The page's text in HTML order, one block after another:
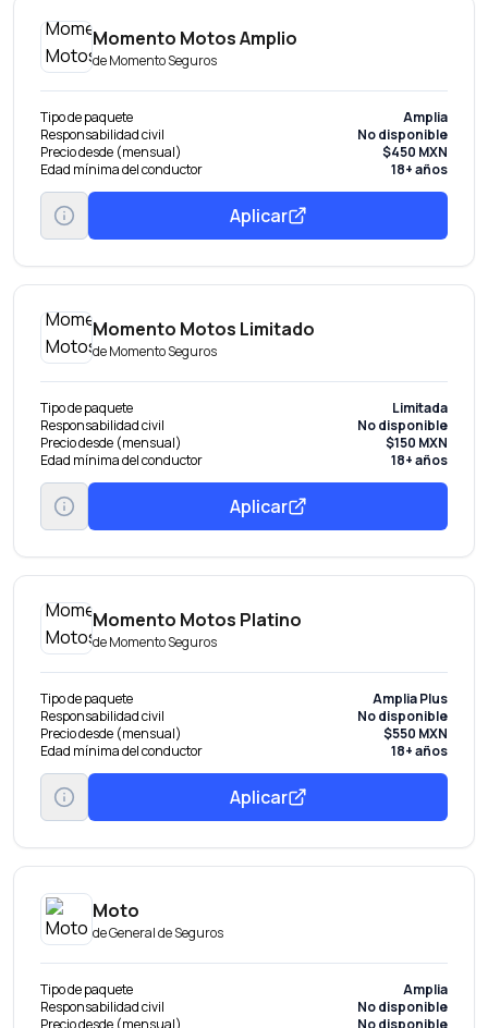
Momento Motos Amplio
deMomento Seguros
Tipo de paquete
Amplia
Responsabilidad civil
No disponible
Precio desde (mensual)
$450 MXN
Edad mínima del conductor
18+ años
Aplicar
Momento Motos Limitado
deMomento Seguros
Tipo de paquete
Limitada
Responsabilidad civil
No disponible
Precio desde (mensual)
$150 MXN
Edad mínima del conductor
18+ años
Aplicar
Momento Motos Platino
deMomento Seguros
Tipo de paquete
Amplia Plus
Responsabilidad civil
No disponible
Precio desde (mensual)
$550 MXN
Edad mínima del conductor
18+ años
Aplicar
Moto
deGeneral de Seguros
Tipo de paquete
Amplia
Responsabilidad civil
No disponible
Precio desde (mensual)
No disponible